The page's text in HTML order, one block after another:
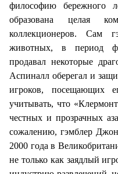
философию бережного
образована целая
коллекционеров. Сам
животных, в период
продавал некоторые
Аспиналл оберегал и
игроков, посещающих
учитывать, что
честных и прозрачных
сожалению, гэмблер
2000 года в
не только как заядлый